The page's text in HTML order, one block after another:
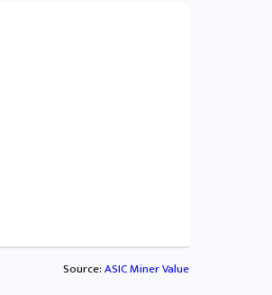
Source:ASIC Miner Value